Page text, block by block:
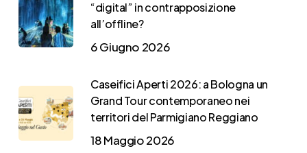
“digital” in contrapposizione
all’offline?
6 Giugno 2026
Caseifici Aperti 2026: a Bologna un
Grand Tour contemporaneo nei
territori del Parmigiano Reggiano
18 Maggio 2026